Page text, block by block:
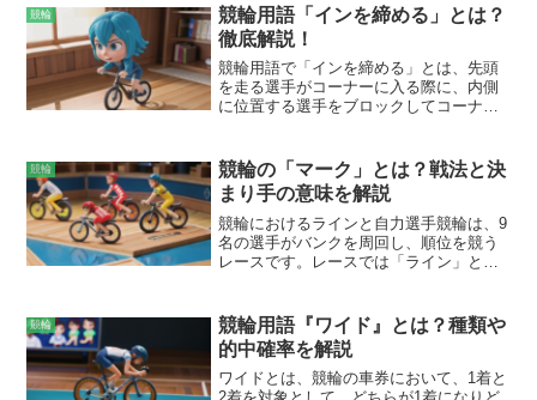
枠まで順番に並びます。レースでは、選
手は決められた枠内に位置し、スタート
の合図とともに一斉に発走します。
競輪
競輪用語「インを締める」とは？
徹底解説！
競輪用語で「インを締める」とは、先頭
を走る選手がコーナーに入る際に、内側
に位置する選手をブロックしてコーナー
るメリットを活かすためです。インコー
スは最も距離が短いルートなので、先頭
を走る選手がインを締めてコーナーを通
過すると、後ろを追走する選手は外側を
通って抜く必要があり、距離が長くなる
ため不利になります。一方、インを締め
直前までインを締めることができます
が、コーナーに入り出した後はインを締
めることができません。また、先頭選手
がインを締める際に、後ろを追走する選
手と接触したり、妨害したりすると失格
競輪
競輪の「マーク」とは？戦法と決
まり手の意味を解説
競輪におけるラインと自力選手競輪は、9
名の選手がバンクを周回し、順位を競う
レースです。レースでは「ライン」と呼
合わせて3つに分けられます。先頭の選手
が主導権を握る「1番ライン」、その背後
に位置する「2番ライン」、3番目に位置
する「3番ライン」です。一方、「自力選
手」とは、一人でレースを進める選手の
競輪
競輪用語『ワイド』とは？種類や
的中確率を解説
ワイドとは、競輪の車券において、1着と